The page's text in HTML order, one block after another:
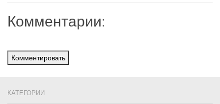
Комментарии:
Комментировать
КАТЕГОРИИ